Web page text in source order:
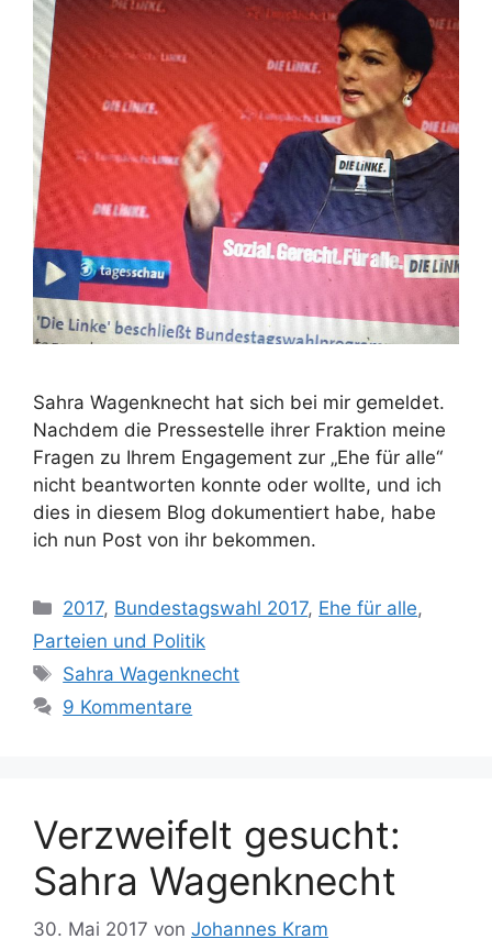
Sahra Wagenknecht hat sich bei mir gemeldet.
Nachdem die Pressestelle ihrer Fraktion meine
Fragen zu Ihrem Engagement zur „Ehe für alle“
nicht beantworten konnte oder wollte, und ich
dies in diesem Blog dokumentiert habe, habe
ich nun Post von ihr bekommen.
Kategorien
2017, Bundestagswahl 2017, Ehe für alle,
Parteien und Politik
Schlagwörter
Sahra Wagenknecht
9 Kommentare
Verzweifelt gesucht:
Sahra Wagenknecht
30. Mai 2017 von Johannes Kram